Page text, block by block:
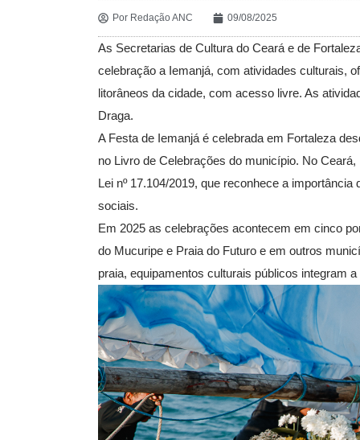
Por Redação ANC 09/08/2025
As Secretarias de Cultura do Ceará e de
celebração a Iemanjá, com atividades culturais,
litorâneos da cidade, com acesso livre. As
Draga.
A Festa de Iemanjá é celebrada em Fortaleza
no Livro de Celebrações do município. No
Lei nº 17.104/2019, que reconhece a
sociais.
Em 2025 as celebrações acontecem em cinco
do Mucuripe e Praia do Futuro e em outros
praia, equipamentos culturais públicos integram